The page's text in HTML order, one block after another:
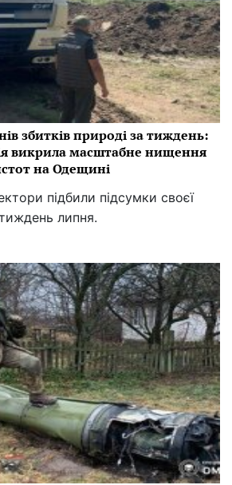
збитків природі за тиждень:
викрила масштабне нищення
на Одещині
підбили підсумки своєї
липня.